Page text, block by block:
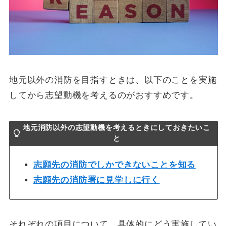
地元以外の消防を目指すときは、以下のことを実施
してから志望動機を考えるのがおすすめです。
地元消防以外の志望動機を考えるときにしておきたいこ
と
志願先の消防でしかできないことを知る
志願先の消防署に見学しに行く